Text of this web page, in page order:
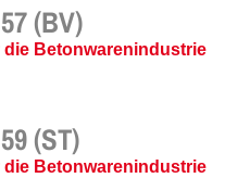
57 (BV)
die Betonwarenindustrie
59 (ST)
die Betonwarenindustrie